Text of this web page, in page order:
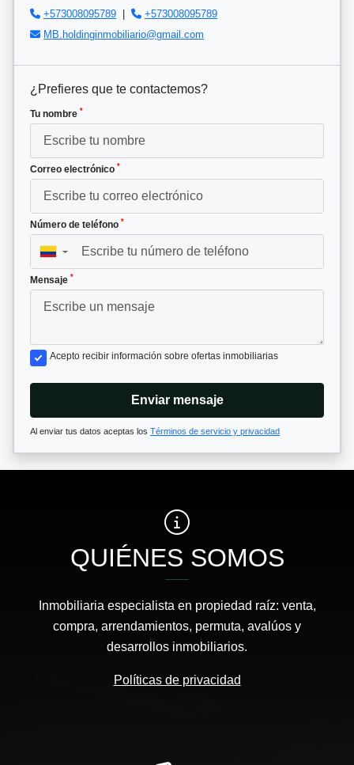
+573008095789 |
+573008095789
MB.holdinginmobiliario@gmail.com
¿Prefieres que te contactemos?
Tu nombre *
Correo electrónico *
Número de teléfono *
▼
Mensaje *
Acepto recibir información sobre ofertas inmobiliarias
Enviar mensaje
Al enviar tus datos aceptas los Términos de servicio y privacidad
QUIÉNES SOMOS
Inmobiliaria especialista en propiedad raíz: venta,
compra, arrendamientos, permuta, avalúos y
desarrollos inmobiliarios.
Políticas de privacidad